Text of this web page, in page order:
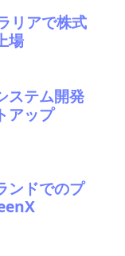
リアで株式
場
ステム開発
アップ
ンドでのプ